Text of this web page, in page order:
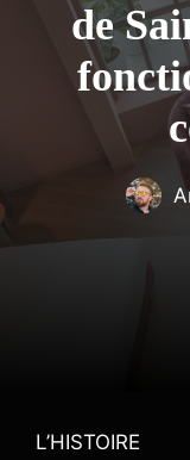
de
L’HISTOIRE